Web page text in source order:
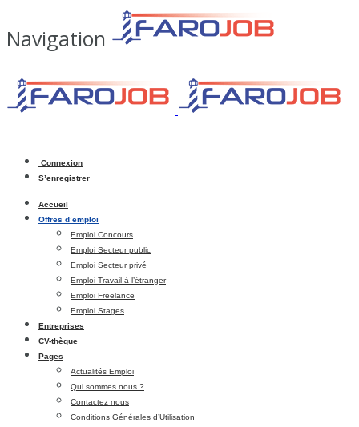
Navigation
Connexion
S’enregistrer
Accueil
Offres d’emploi
Emploi Concours
Emploi Secteur public
Emploi Secteur privé
Emploi Travail à l’étranger
Emploi Freelance
Emploi Stages
Entreprises
CV-thèque
Pages
Actualités Emploi
Qui sommes nous ?
Contactez nous
Conditions Générales d’Utilisation